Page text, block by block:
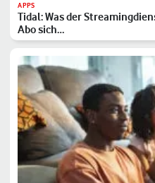
APPS
Tidal: Was der
Abo sich…